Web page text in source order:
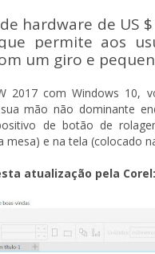
hardware de US
permite aos
um giro e
2017 com Windows 10,
mão não dominante
de botão de
mesa) e na tela (colocado
atualização pela